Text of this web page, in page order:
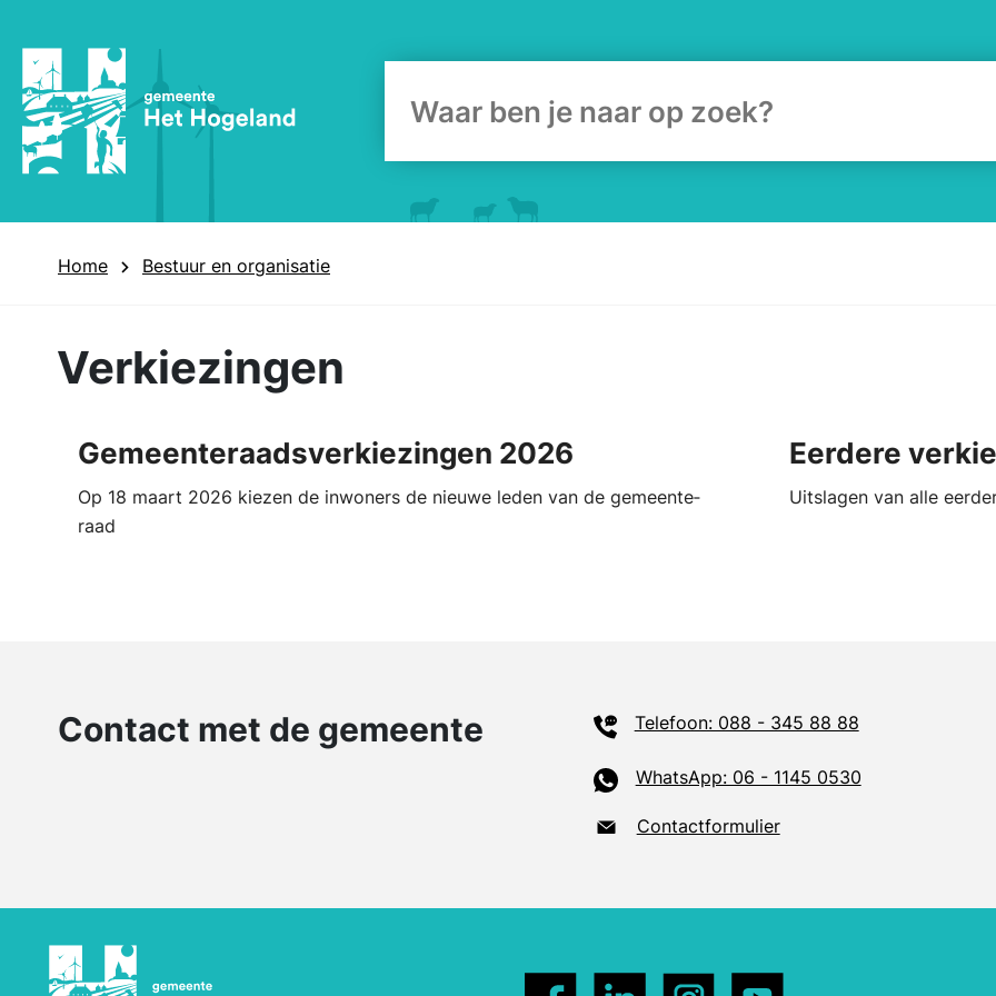
Home Bestuur en organisatie
Verkiezingen
Gemeente­raadsverkiezingen 2026
Op 18 maart 2026 kiezen de inwoners de nieuwe leden van de gemeente­
raad
Eerdere
Uitslagen van alle
Contact met de gemeente Telefoon: 088 - 345 88 88
WhatsApp: 06 - 1145 0530
Contactformulier